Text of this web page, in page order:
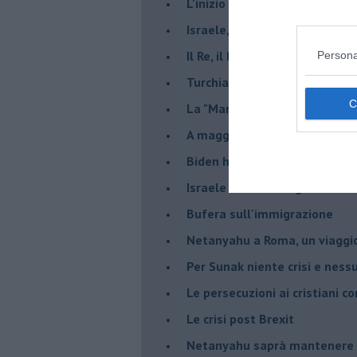
Israele, deciderà il borsone
Il Re, il Primo Ministro, il
Turchia al voto, Erdogan in
La "Marcia dei vivi" per non
A maggio le urne
Biden ha fatto infuriare la
Israele rischia una guerra civile
Bufera sull'immigrazione
Netanyahu a Roma, un
Per Sunak niente crisi e
Le persecuzioni ai cristiani
Le crisi post Brexit
Netanyahu saprà mantenere